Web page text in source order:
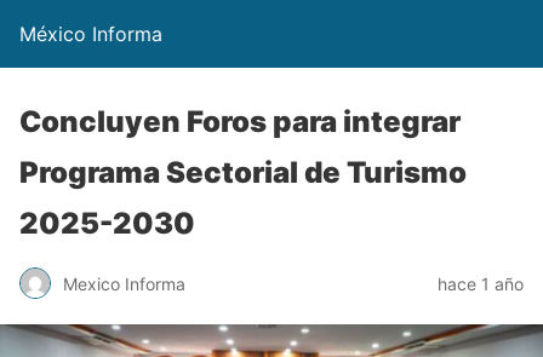
México Informa
Concluyen Foros para integrar
Programa Sectorial de Turismo
2025-2030
Mexico Informa hace 1 año